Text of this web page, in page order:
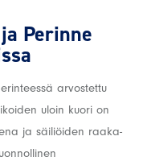
Perinne
arvostettu
uloin kuori on
ja säiliöiden raaka-